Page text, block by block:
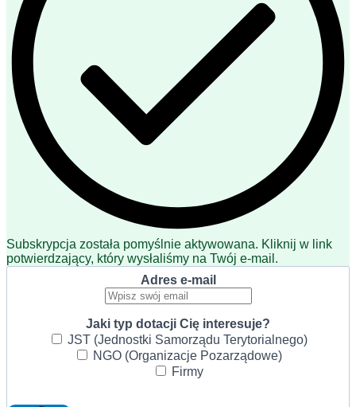
Subskrypcja została pomyślnie aktywowana. Kliknij w link
potwierdzający, który wysłaliśmy na Twój e-mail.
Adres e-mail
Jaki typ dotacji Cię interesuje?
JST (Jednostki Samorządu Terytorialnego)
NGO (Organizacje Pozarządowe)
Firmy